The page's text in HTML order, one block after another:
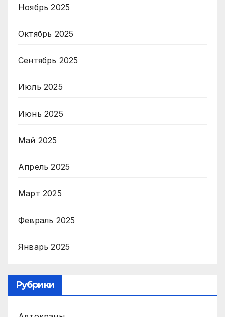
Ноябрь 2025
Октябрь 2025
Сентябрь 2025
Июль 2025
Июнь 2025
Май 2025
Апрель 2025
Март 2025
Февраль 2025
Январь 2025
Рубрики